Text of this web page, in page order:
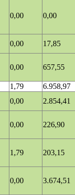
0,00 0,00
0,00
17,85
0,00 657,55
1,79
6.958,97
0,00
2.854,41
0,00 226,90
1,79 203,15
0,00 3.674,51